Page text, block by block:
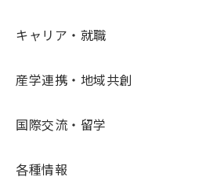
キャリア・就職
産学連携・地域共創
国際交流・留学
各種情報
Vera Susan Brackloさん（
「留学体験記」の寄稿がありましたの